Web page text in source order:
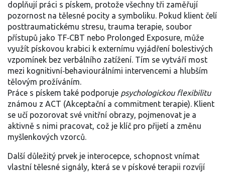
doplňují práci s pískem, protože všechny tři zaměřují
pozornost na tělesné pocity a symboliku. Pokud klient čelí
posttraumatickému stresu, trauma terapie, soubor
přístupů jako TF‑CBT nebo Prolonged Exposure, může
využít pískovou krabici k externímu vyjádření bolestivých
vzpomínek bez verbálního zatížení. Tím se vytváří most
mezi kognitivní‑behaviourálními intervencemi a hlubším
tělovým prožíváním.
Práce s pískem také podporuje psychologickou flexibilitu
známou z ACT (Akceptační a commitment terapie). Klient
se učí pozorovat své vnitřní obrazy, pojmenovat je a
aktivně s nimi pracovat, což je klíč pro přijetí a změnu
myšlenkových vzorců.
Další důležitý prvek je interocepce, schopnost vnímat
vlastní tělesné signály, která se v pískové terapii rozvíjí